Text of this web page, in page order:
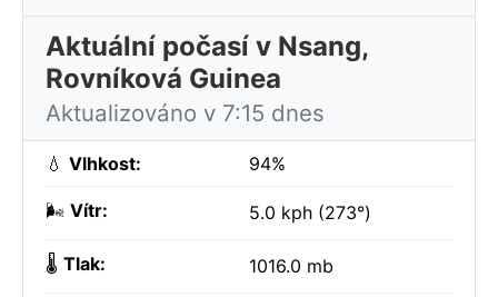
Aktuální počasí v Nsang,
Rovníková Guinea
Aktualizováno v 7:15 dnes
💧 Vlhkost: 94%
🌬️ Vítr: 5.0 kph (273°)
🌡️ Tlak: 1016.0 mb